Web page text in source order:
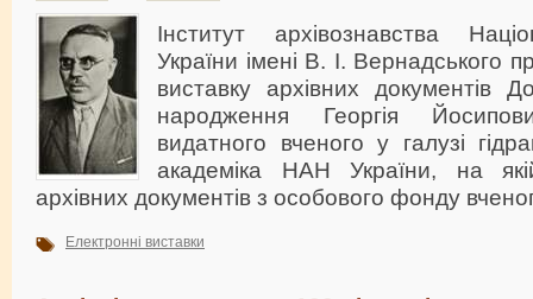
Інститут архівознавства
України імені В. І. Вернадського
виставку архівних документів
народження Георгія
видатного вченого у галузі
академіка НАН України, на
архівних документів з особового фонду
Електронні виставки